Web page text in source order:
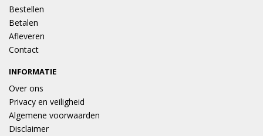
Bestellen
Betalen
Afleveren
Contact
INFORMATIE
Over ons
Privacy en veiligheid
Algemene voorwaarden
Disclaimer